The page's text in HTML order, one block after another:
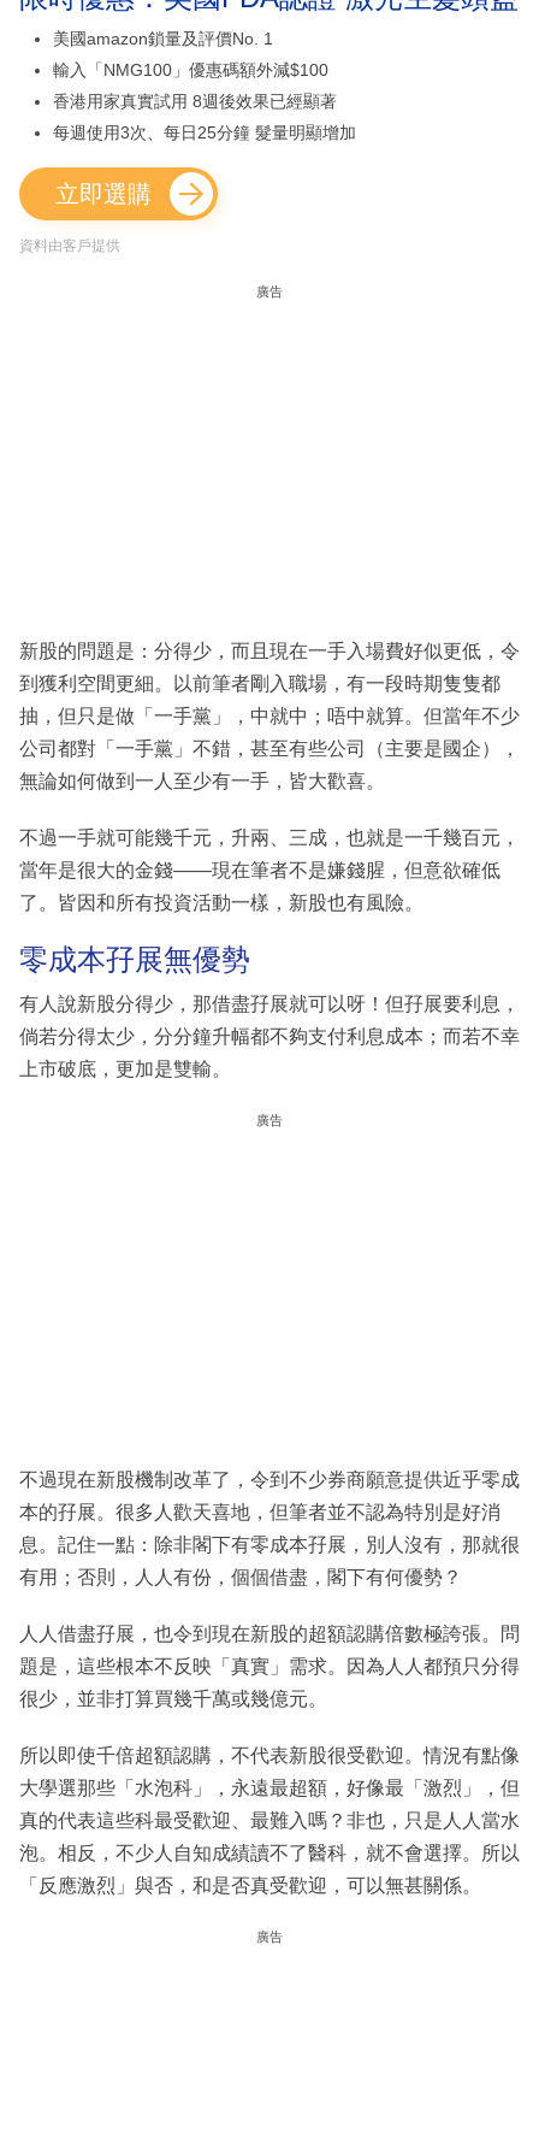
美國amazon鎖量及評價No. 1
輸入「NMG100」優惠碼額外減$100
香港用家真實試用 8週後效果已經顯著
每週使用3次、每日25分鐘 髮量明顯增加
立即選購
資料由客戶提供
廣告
新股的問題是：分得少，而且現在一手入場費好似更低，令
到獲利空間更細。以前筆者剛入職場，有一段時期隻隻都
抽，但只是做「一手黨」，中就中；唔中就算。但當年不少
公司都對「一手黨」不錯，甚至有些公司（主要是國企），
無論如何做到一人至少有一手，皆大歡喜。
不過一手就可能幾千元，升兩、三成，也就是一千幾百元，
當年是很大的金錢——現在筆者不是嫌錢腥，但意欲確低
了。皆因和所有投資活動一樣，新股也有風險。
零成本孖展無優勢
有人說新股分得少，那借盡孖展就可以呀！但孖展要利息，
倘若分得太少，分分鐘升幅都不夠支付利息成本；而若不幸
上市破底，更加是雙輸。
廣告
不過現在新股機制改革了，令到不少券商願意提供近乎零成
本的孖展。很多人歡天喜地，但筆者並不認為特別是好消
息。記住一點：除非閣下有零成本孖展，別人沒有，那就很
有用；否則，人人有份，個個借盡，閣下有何優勢？
人人借盡孖展，也令到現在新股的超額認購倍數極誇張。問
題是，這些根本不反映「真實」需求。因為人人都預只分得
很少，並非打算買幾千萬或幾億元。
所以即使千倍超額認購，不代表新股很受歡迎。情況有點像
大學選那些「水泡科」，永遠最超額，好像最「激烈」，但
真的代表這些科最受歡迎、最難入嗎？非也，只是人人當水
泡。相反，不少人自知成績讀不了醫科，就不會選擇。所以
「反應激烈」與否，和是否真受歡迎，可以無甚關係。
廣告